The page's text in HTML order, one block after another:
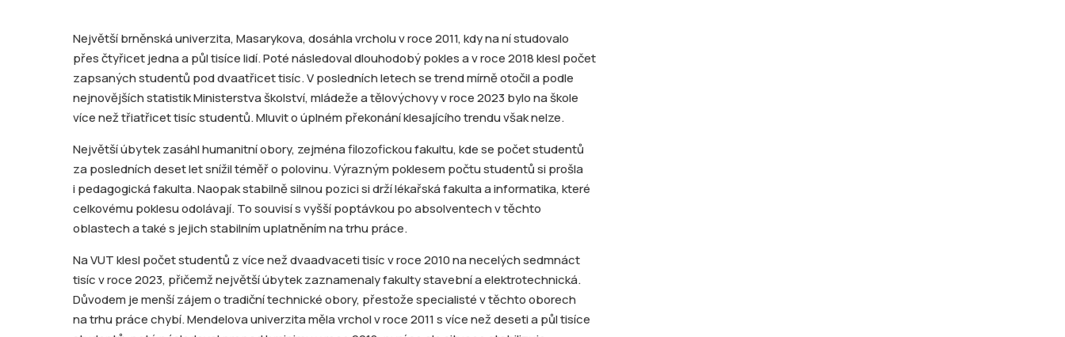
Největší brněnská univerzita, Masarykova, dosáhla vrcholu v roce 2011, kdy na ní studovalo
přes čtyřicet jedna a půl tisíce lidí. Poté následoval dlouhodobý pokles a v roce 2018 klesl počet
zapsaných studentů pod dvaatřicet tisíc. V posledních letech se trend mírně otočil a podle
nejnovějších statistik Ministerstva školství, mládeže a tělovýchovy v roce 2023 bylo na škole
více než třiatřicet tisíc studentů. Mluvit o úplném překonání klesajícího trendu však nelze.
Největší úbytek zasáhl humanitní obory, zejména filozofickou fakultu, kde se počet studentů
za posledních deset let snížil téměř o polovinu. Výrazným poklesem počtu studentů si prošla
i pedagogická fakulta. Naopak stabilně silnou pozici si drží lékařská fakulta a informatika, které
celkovému poklesu odolávají. To souvisí s vyšší poptávkou po absolventech v těchto
oblastech a také s jejich stabilním uplatněním na trhu práce.
Na VUT klesl počet studentů z více než dvaadvaceti tisíc v roce 2010 na necelých sedmnáct
tisíc v roce 2023, přičemž největší úbytek zaznamenaly fakulty stavební a elektrotechnická.
Důvodem je menší zájem o tradiční technické obory, přestože specialisté v těchto oborech
na trhu práce chybí. Mendelova univerzita měla vrchol v roce 2011 s více než deseti a půl tisíce